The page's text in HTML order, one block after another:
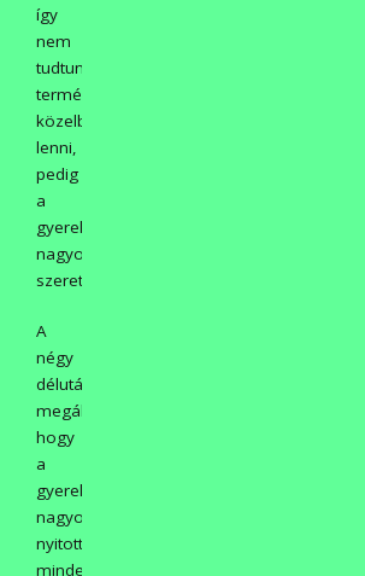
így
nem
tudtunk
természet-
közelben
lenni,
pedig
a
gyerekek
nagyon
szeretik!
A
négy
délután
megállapíthattuk,
hogy
a
gyerekek
nagyon
nyitottak
mindenre,